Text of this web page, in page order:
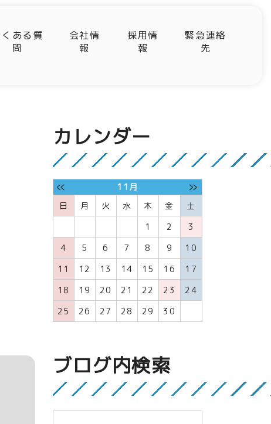
くある質
問
会社情
報
採用情
報
緊急連絡
先
カレンダー
« 11月 »
日 月 火 水 木 金
土
1
2
3
4
5 6 7 8 9
10
11
12 13 14 15 16
17
18
19 20 21 22 23
24
25
26 27 28 29 30
ブログ内検索